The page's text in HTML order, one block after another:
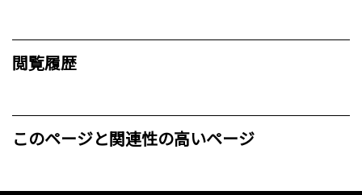
閲覧履歴
このページと関連性の高いページ